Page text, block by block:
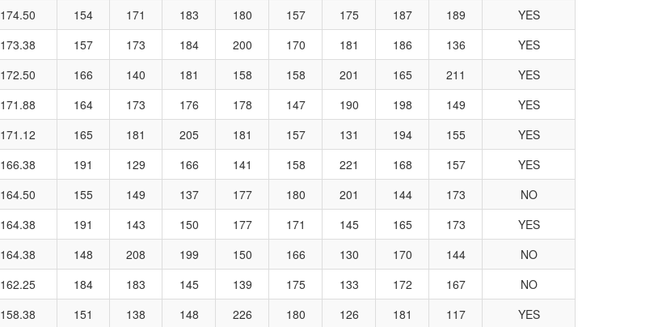
174.50 154 171 183 180 157 175 187 189
YES
173.38 157 173 184 200 170 181 186 136
YES
172.50 166 140 181 158 158 201 165 211
YES
171.88 164 173 176 178 147 190 198 149
YES
171.12 165 181 205 181 157 131 194 155
YES
166.38 191 129 166 141 158 221 168 157
YES
164.50 155 149 137 177 180 201 144 173
NO
164.38 191 143 150 177 171 145 165 173
YES
164.38 148 208 199 150 166 130 170 144
NO
162.25 184 183 145 139 175 133 172 167
NO
158.38 151 138 148 226 180 126 181 117 YES